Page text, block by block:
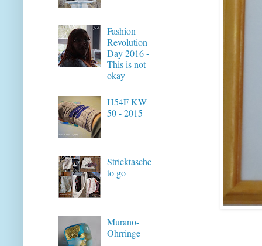
Fashion
Revolution
Day 2016 -
This is not
okay
H54F KW
50 - 2015
Stricktasche
to go
Murano-
Ohrringe